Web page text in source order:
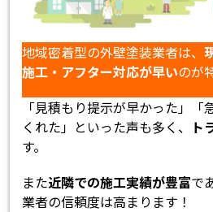
地域密着型の外壁塗装業者は、
施工・アフター対応が早いのが
「見積もり提示が早かった」「
くれた」といった声も多く、
ト
す。
また近隣での施工実績が豊富で
業者の信頼度は高まります！